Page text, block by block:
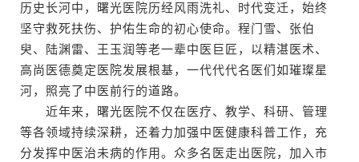
历史长河中，曙光医院历经风雨洗礼、时代变迁，始终
坚守救死扶伤、护佑生命的初心使命。程门雪、张伯
臾、陆渊雷、王玉润等老一辈中医巨匠，以精湛医术、
高尚医德奠定医院发展根基，一代代代名医们如璀璨星
河，照亮了中医前行的道路。
近年来，曙光医院不仅在医疗、教学、科研、管理
等各领域持续深耕，还着力加强中医健康科普工作，充
分发挥中医治未病的作用。众多名医走出医院，加入市